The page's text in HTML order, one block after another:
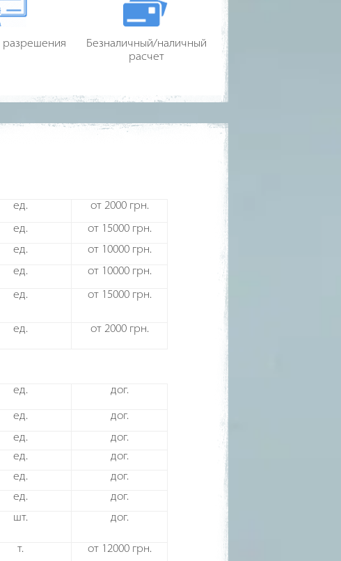
разрешения
Безналичный/наличный
расчет
ед. от 2000 грн.
ед.
от 15000 грн.
ед.
от 10000 грн.
ед. от 10000 грн.
ед. от 15000 грн.
ед. от 2000 грн.
ед. дог.
ед.
дог.
ед.
дог.
ед.
дог.
ед.
дог.
ед.
дог.
шт. дог.
т.
от 12000 грн.